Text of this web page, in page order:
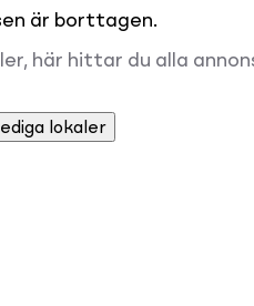
är borttagen.
här hittar du alla
lokaler